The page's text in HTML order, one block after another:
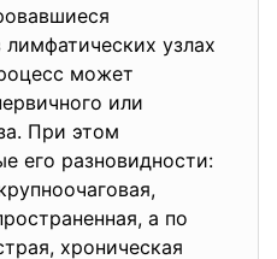
узлах
может
или
При этом
его разновидности:
а по
хроническая